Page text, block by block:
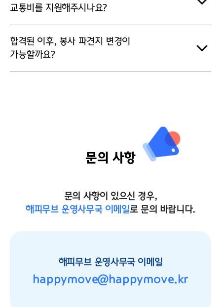
교통비를 지원해주시나요?
합격된 이후, 봉사 파견지 변경이
가능할까요?
문의 사항
문의 사항이 있으신 경우,
해피무브 운영사무국 이메일로 문의 바랍니다.
해피무브 운영사무국 이메일
happymove@happymove.kr